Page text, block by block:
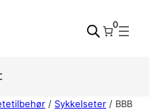
0
/ Sykkelseter / BBB